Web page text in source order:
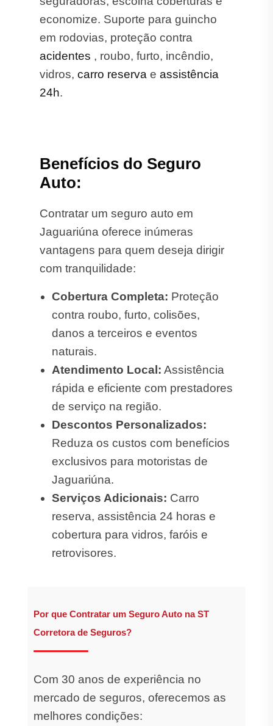
economize. Suporte para guincho
em rodovias, proteção contra
acidentes , roubo, furto, incêndio,
vidros, carro reserva e assistência
24h.
Benefícios do Seguro
Auto:
Contratar um seguro auto em
Jaguariúna oferece inúmeras
vantagens para quem deseja dirigir
com tranquilidade:
Cobertura Completa: Proteção
contra roubo, furto, colisões,
danos a terceiros e eventos
naturais.
Atendimento Local: Assistência
rápida e eficiente com prestadores
de serviço na região.
Descontos Personalizados:
Reduza os custos com benefícios
exclusivos para motoristas de
Jaguariúna.
Serviços Adicionais: Carro
reserva, assistência 24 horas e
cobertura para vidros, faróis e
retrovisores.
Por que Contratar um Seguro Auto na ST
Corretora de Seguros?
Com 30 anos de experiência no
mercado de seguros, oferecemos as
melhores condições: